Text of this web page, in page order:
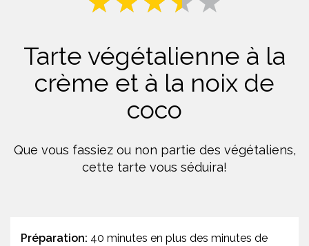
Tarte végétalienne à la
crème et à la noix de
coco
Que vous fassiez ou non partie des végétaliens,
cette tarte vous séduira!
Préparation: 40 minutes en plus des minutes de